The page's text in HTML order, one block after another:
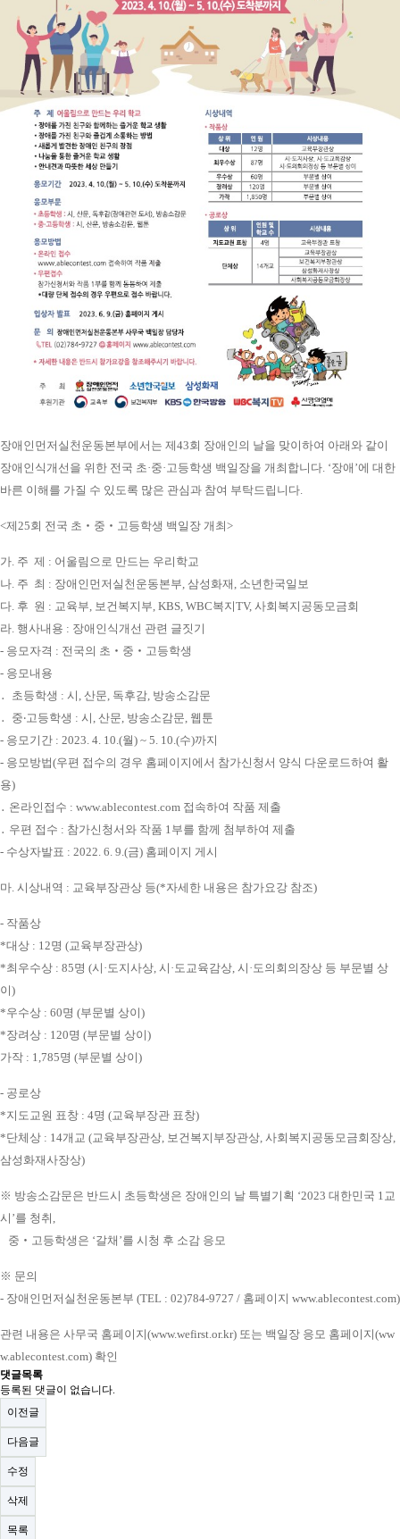
장애인먼저실천운동본부에서는 제43회 장애인의 날을 맞이하여 아래와 같이
장애인식개선을 위한 전국 초·중·고등학생 백일장을 개최합니다. ‘장애’에 대한
바른 이해를 가질 수 있도록 많은 관심과 참여 부탁드립니다.
<제25회 전국 초‧중‧고등학생 백일장 개최>
가. 주 제 : 어울림으로 만드는 우리학교
나. 주 최 : 장애인먼저실천운동본부, 삼성화재, 소년한국일보
다. 후 원 : 교육부, 보건복지부, KBS, WBC복지TV, 사회복지공동모금회
라. 행사내용 : 장애인식개선 관련 글짓기
- 응모자격 : 전국의 초‧중‧고등학생
- 응모내용
․ 초등학생 : 시, 산문, 독후감, 방송소감문
․ 중‧고등학생 : 시, 산문, 방송소감문, 웹툰
- 응모기간 : 2023. 4. 10.(월) ~ 5. 10.(수)까지
- 응모방법(우편 접수의 경우 홈페이지에서 참가신청서 양식 다운로드하여 활
용)
․ 온라인접수 : www.ablecontest.com 접속하여 작품 제출
․ 우편 접수 : 참가신청서와 작품 1부를 함께 첨부하여 제출
- 수상자발표 : 2022. 6. 9.(금) 홈페이지 게시
마. 시상내역 : 교육부장관상 등(*자세한 내용은 참가요강 참조)
- 작품상
*대상 : 12명 (교육부장관상)
*최우수상 : 85명 (시·도지사상, 시·도교육감상, 시·도의회의장상 등 부문별 상
이)
*우수상 : 60명 (부문별 상이)
*장려상 : 120명 (부문별 상이)
가작 : 1,785명 (부문별 상이)
- 공로상
*지도교원 표창 : 4명 (교육부장관 표창)
*단체상 : 14개교 (교육부장관상, 보건복지부장관상, 사회복지공동모금회장상,
삼성화재사장상)
※ 방송소감문은 반드시 초등학생은 장애인의 날 특별기획 ‘2023 대한민국 1교
시’를 청취,
중‧고등학생은 ‘갈채’를 시청 후 소감 응모
※ 문의
- 장애인먼저실천운동본부 (TEL : 02)784-9727 / 홈페이지 www.ablecontest.com)
관련 내용은 사무국 홈페이지(www.wefirst.or.kr) 또는 백일장 응모 홈페이지(ww
w.ablecontest.com) 확인
댓글목록
등록된 댓글이 없습니다.
이전글
다음글
수정
삭제
목록